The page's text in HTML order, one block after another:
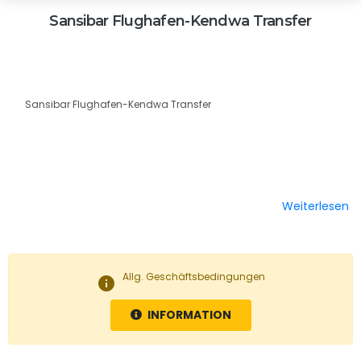
Sansibar Flughafen-Kendwa Transfer
Sansibar Flughafen-Kendwa Transfer
Weiterlesen
info Allg. Geschäftsbedingungen
INFORMATION